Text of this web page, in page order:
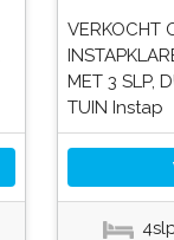
VERKOCHT
MET 3 SLP,
TUIN Instap